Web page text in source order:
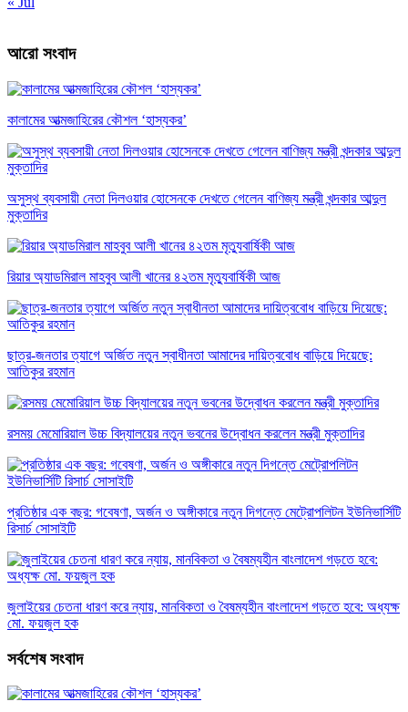
আরো সংবাদ
কালামের আত্মজাহিরের কৌশল ‘হাস্যকর’
অসুস্থ ব্যবসায়ী নেতা দিলওয়ার হোসেনকে দেখতে গেলেন বাণিজ্য মন্ত্রী খন্দকার আব্দুল
মুক্তাদির
রিয়ার অ্যাডমিরাল মাহবুব আলী খানের ৪২তম মৃত্যুবার্ষিকী আজ
ছাত্র-জনতার ত্যাগে অর্জিত নতুন স্বাধীনতা আমাদের দায়িত্ববোধ বাড়িয়ে দিয়েছে:
আতিকুর রহমান
রসময় মেমোরিয়াল উচ্চ বিদ্যালয়ের নতুন ভবনের উদ্বোধন করলেন মন্ত্রী মুক্তাদির
প্রতিষ্ঠার এক বছর: গবেষণা, অর্জন ও অঙ্গীকারে নতুন দিগন্তে মেট্রোপলিটন ইউনিভার্সিটি
রিসার্চ সোসাইটি
জুলাইয়ের চেতনা ধারণ করে ন্যায়, মানবিকতা ও বৈষম্যহীন বাংলাদেশ গড়তে হবে: অধ্যক্ষ
মো. ফয়জুল হক
সর্বশেষ সংবাদ